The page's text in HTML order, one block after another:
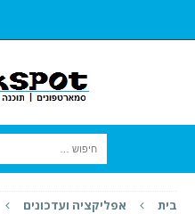
בית אפליקציה ועדכונים